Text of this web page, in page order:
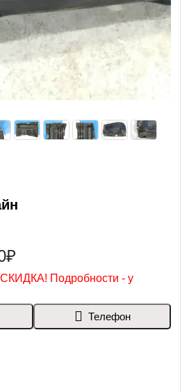
СКИДКА! Подробности - у
Телефон